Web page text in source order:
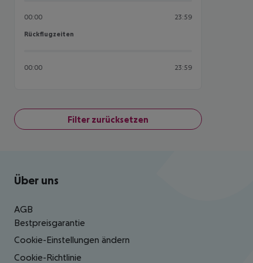
00:00 23:59
Rückflugzeiten
Rückflugzeiten
00:00 23:59
Filter zurücksetzen
Footer navigation
Über uns
AGB
Bestpreisgarantie
Cookie-Einstellungen ändern
Cookie-Richtlinie